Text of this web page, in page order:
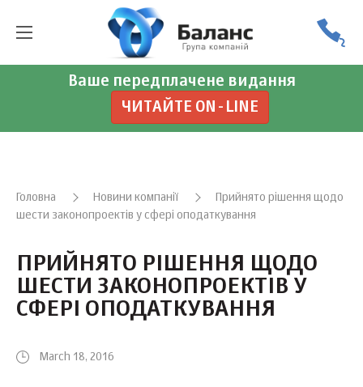
Ваше передплачене видання
ЧИТАЙТЕ ON-LINE
Головна Новини компанії
Прийнято рішення щодо
шести законопроектів у сфері оподаткування
ПРИЙНЯТО РІШЕННЯ ЩОДО
ШЕСТИ ЗАКОНОПРОЕКТІВ У
СФЕРІ ОПОДАТКУВАННЯ
March 18, 2016